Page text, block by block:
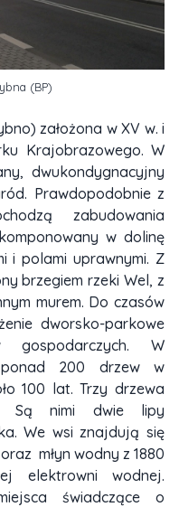
(BP)
założona w XV w. i
Krajobrazowego. W
dwukondygnacyjny
Prawdopodobnie z
zabudowania
w dolinę
i polami uprawnymi. Z
brzegiem rzeki Wel, z
murem. Do czasów
dworsko-parkowe
gospodarczych. W
ponad 200 drzew w
100 lat. Trzy drzewa
Są nimi dwie lipy
We wsi znajdują się
młyn wodny z 1880
elektrowni wodnej.
świadczące o